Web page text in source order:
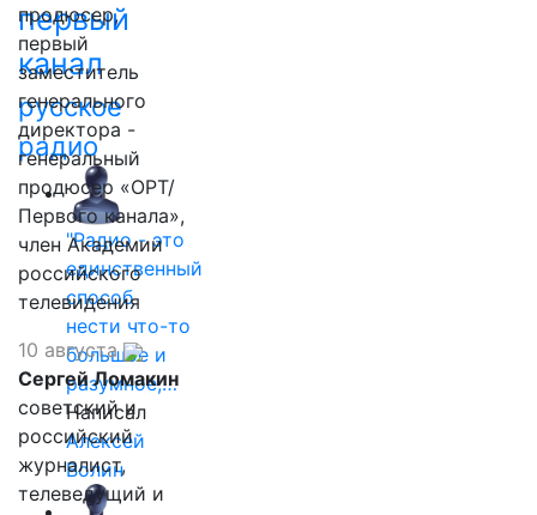
первый
канал
русское
радио
"Радио - это
единственный
способ
нести что-то
большое и
разумное,…
Написал
Алексей
Волин
продюсер,
первый
заместитель
генерального
директора -
генеральный
продюсер «ОРТ/
Первого канала»,
член Академии
российского
телевидения
10 августа
Сергей Ломакин
советский и
российский
журналист,
телеведущий и